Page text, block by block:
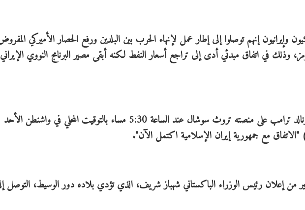
وإيرانيون إنهم توصلوا إلى إطار عمل لإنهاء الحرب بين البلدين ورفع الحصار الأميركي
وذلك في اتفاق مبدئي أدى إلى تراجع أسعار النفط لكنه أبقى مصير البرنامج النووي
وكتب الرئيس الأميركي دونالد ترامب على منصته تروث سوشال عند الساعة 5:30 مساء بالتوقيت المحلي في واشنطن الأحد
إعلان رئيس الوزراء الباكستاني شهباز شريف، الذي تؤدي بلاده دور الوسيط، التوصل